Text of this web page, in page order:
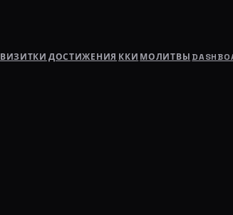
ВИЗИТКИ ДОСТИЖЕНИЯ ККИ МОЛИТВЫ